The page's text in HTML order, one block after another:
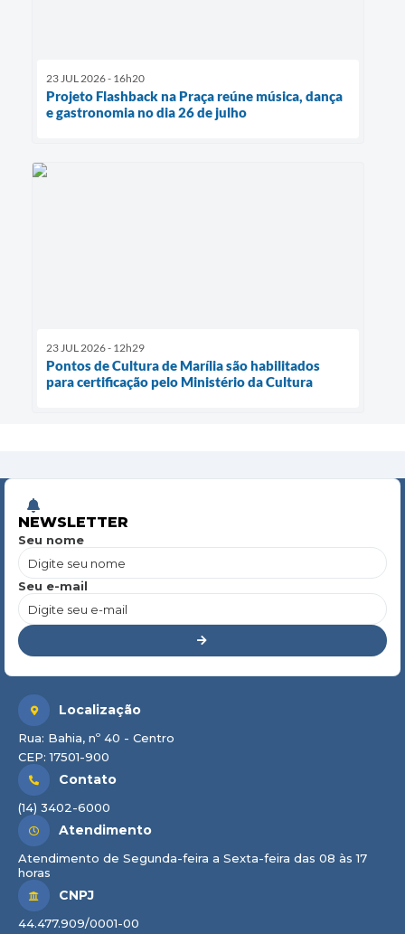
23 JUL 2026 - 16h20
Projeto Flashback na Praça reúne música, dança
e gastronomia no dia 26 de julho
23 JUL 2026 - 12h29
Pontos de Cultura de Marília são habilitados
para certificação pelo Ministério da Cultura
NEWSLETTER
Seu nome
Seu e-mail
Localização
Rua: Bahia, nº 40 - Centro
CEP: 17501-900
Contato
(14) 3402-6000
Atendimento
Atendimento de Segunda-feira a Sexta-feira das 08 às 17
horas
CNPJ
44.477.909/0001-00